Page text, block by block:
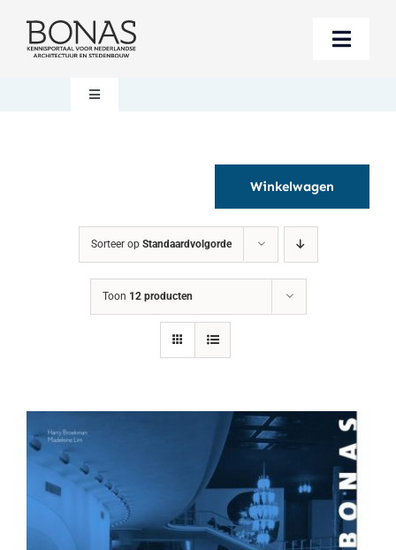
naar
Toggle
Berichten
Steun BONAS
Toggle
Winkelwagen
Sorteer op Standaardvolgorde
Toon 12 producten